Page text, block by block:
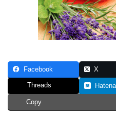
Facebook X
Threads Hatena
Copy